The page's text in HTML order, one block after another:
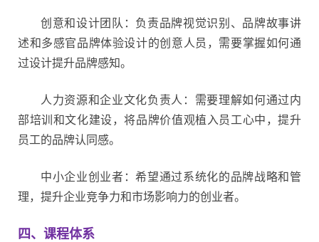
创意和设计团队： 负责品牌视觉识别、品牌故事讲
述和多感官品牌体验设计的创意人员，需要掌握如何通
过设计提升品牌感知。
人力资源和企业文化负责人： 需要理解如何通过内
部培训和文化建设，将品牌价值观植入员工心中，提升
员工的品牌认同感。
中小企业创业者：希望通过系统化的品牌战略和管
理，提升企业竞争力和市场影响力的创业者。
四、课程体系